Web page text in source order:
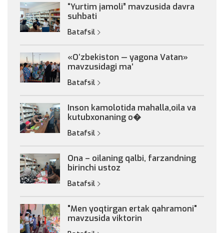
“Yurtim jamoli” mavzusida davra
suhbati
Batafsil
«Oʻzbekiston — yagona Vatan»
mavzusidagi maʼ
Batafsil
Inson kamolotida mahalla,oila va
kutubxonaning o�
Batafsil
Ona – oilaning qalbi, farzandning
birinchi ustoz
Batafsil
"Men yoqtirgan ertak qahramoni"
mavzusida viktorin